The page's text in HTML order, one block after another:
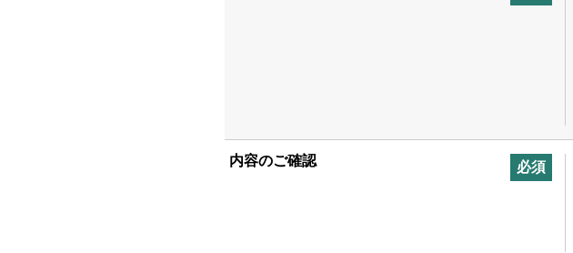
内容のご確認 必須